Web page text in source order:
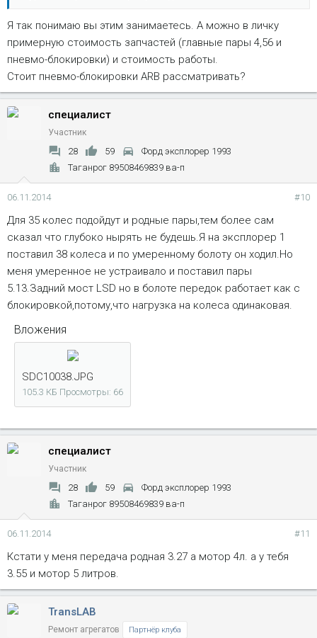
Я так понимаю вы этим занимаетесь. А можно в личку
примерную стоимость запчастей (главные пары 4,56 и
пневмо-блокировки) и стоимость работы.
Стоит пневмо-блокировки ARB рассматривать?
специалист
Участник
28 59
Форд эксплорер 1993
Таганрог 89508469839 ва-п
06.11.2014 #10
Для 35 колес подойдут и родные пары,тем более сам
сказал что глубоко нырять не будешь.Я на эксплорер 1
поставил 38 колеса и по умеренному болоту он ходил.Но
меня умеренное не устраивало и поставил пары
5.13.Задний мост LSD но в болоте передок работает как с
блокировкой,потому,что нагрузка на колеса одинаковая.
Вложения
SDC10038.JPG
105.3 КБ Просмотры: 66
специалист
Участник
28 59
Форд эксплорер 1993
Таганрог 89508469839 ва-п
06.11.2014 #11
Кстати у меня передача родная 3.27 а мотор 4л. а у тебя
3.55 и мотор 5 литров.
TransLAB
Ремонт агрегатов Партнёр клуба